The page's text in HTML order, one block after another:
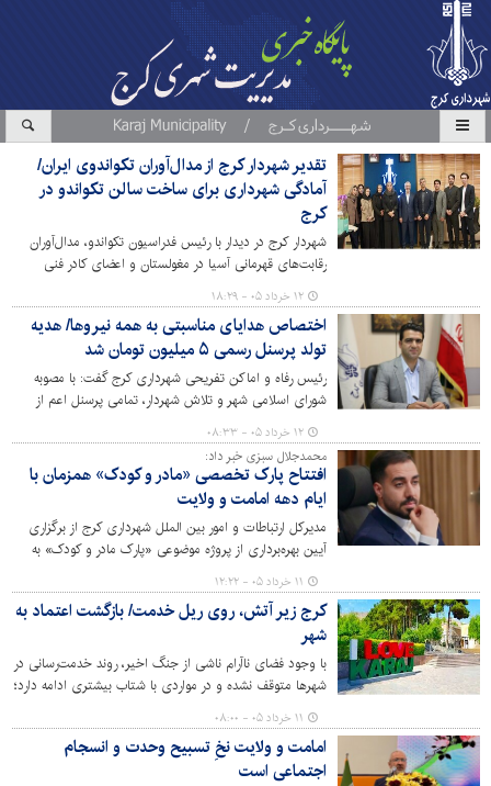
تقدیر شهردار کرج از مدال‌آوران تکواندوی ایران/
آمادگی شهرداری برای ساخت سالن تکواندو در
کرج
شهردار کرج در دیدار با رئیس فدراسیون تکواندو، مدال‌آوران
رقابت‌های قهرمانی آسیا در مغولستان و اعضای کادر فنی
تیم‌های ملی، ضمن تقدیر از افتخارآفرینی ورزشکاران کشور، از
آمادگی شهرداری برای تامین زمین و امکانات مورد نیاز جهت
ساخت سالن تکواندو در کلانشهر کرج خبر داد.
۱۲ خرداد ۰۵ - ۱۸:۲۹
اختصاص هدایای مناسبتی به همه نیروها/ هدیه
تولد پرسنل رسمی ۵ میلیون تومان شد
رئیس رفاه و اماکن تفریحی شهرداری کرج گفت: با مصوبه
شورای اسلامی شهر و تلاش شهردار، تمامی پرسنل اعم از
شرکتی، حجمی و رسمی مشمول دریافت هدایای مناسبتی و
بن‌های خرید سال ۱۴۰۵ شده و هیچ تبعیضی از نظر پرداخت
مبالغ رفاهی بین پرسنل وجود نخواهد داشت.
۱۲ خرداد ۰۵ - ۰۸:۳۳
محمدجلال سبزی خبر داد:
افتتاح پارک تخصصی «مادر و کودک» همزمان با
ایام دهه امامت و ولایت
مدیرکل ارتباطات و امور بین الملل شهرداری کرج از برگزاری
آیین بهره‌برداری از پروژه موضوعی «پارک مادر و کودک» به
ارزش دو هزار میلیارد ریال در ایام دهه امامت و ولایت خبر
داد و از عموم شهروندان، اقشار مختلف جامعه و اصحاب رسانه
برای شرکت در این مراسم دعوت کرد.
۱۱ خرداد ۰۵ - ۱۲:۲۲
کرج زیر آتش، روی ریل خدمت/ بازگشت اعتماد به
شهر
با وجود فضای ناآرام ناشی از جنگ اخیر، روند خدمت‌رسانی در
شهرها متوقف نشده و در مواردی با شتاب بیشتری ادامه دارد؛
کرج یکی از نمونه‌های قابل توجه این وضعیت است.
۱۱ خرداد ۰۵ - ۰۸:۰۰
امامت و ولایت نخِ تسبیح وحدت و انسجام
اجتماعی است